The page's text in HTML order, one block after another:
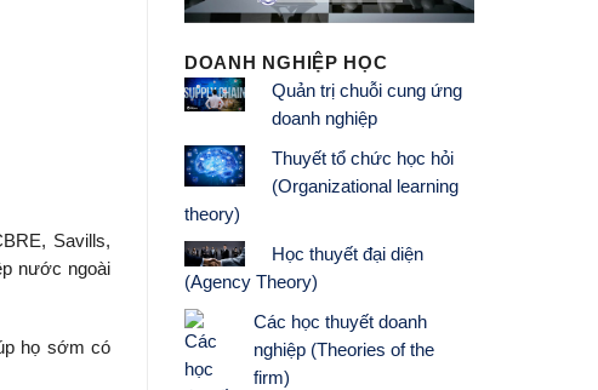
Savills,
nước ngoài
họ sớm có
DOANH NGHIỆP HỌC
Quản trị chuỗi cung ứng
doanh nghiệp
Thuyết tổ chức học hỏi
(Organizational learning
theory)
Học thuyết đại diện
(Agency Theory)
Các học thuyết doanh
nghiệp (Theories of the
firm)